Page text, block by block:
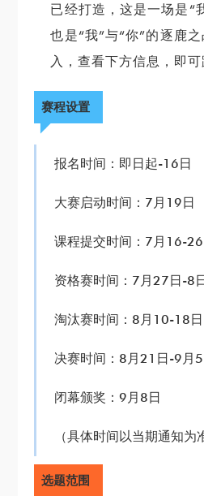
已经打造，这是一场是“
也是“我”与“你”的逐鹿
入，查看下方信息，即可
赛程设置
报名时间：即日起-16日
大赛启动时间：7月19日
课程提交时间：7月16-26
资格赛时间：7月27日-8
淘汰赛时间：8月10-18日
决赛时间：8月21日-9月5
闭幕颁奖：9月8日
（具体时间以当期通知为
选题范围